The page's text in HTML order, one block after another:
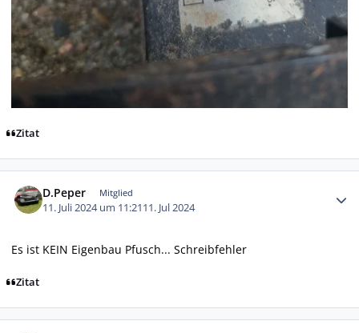
Zitat
D.Peper Mitglied
11. Juli 2024 um 11:2111. Jul 2024
Es ist KEIN Eigenbau Pfusch... Schreibfehler
Zitat